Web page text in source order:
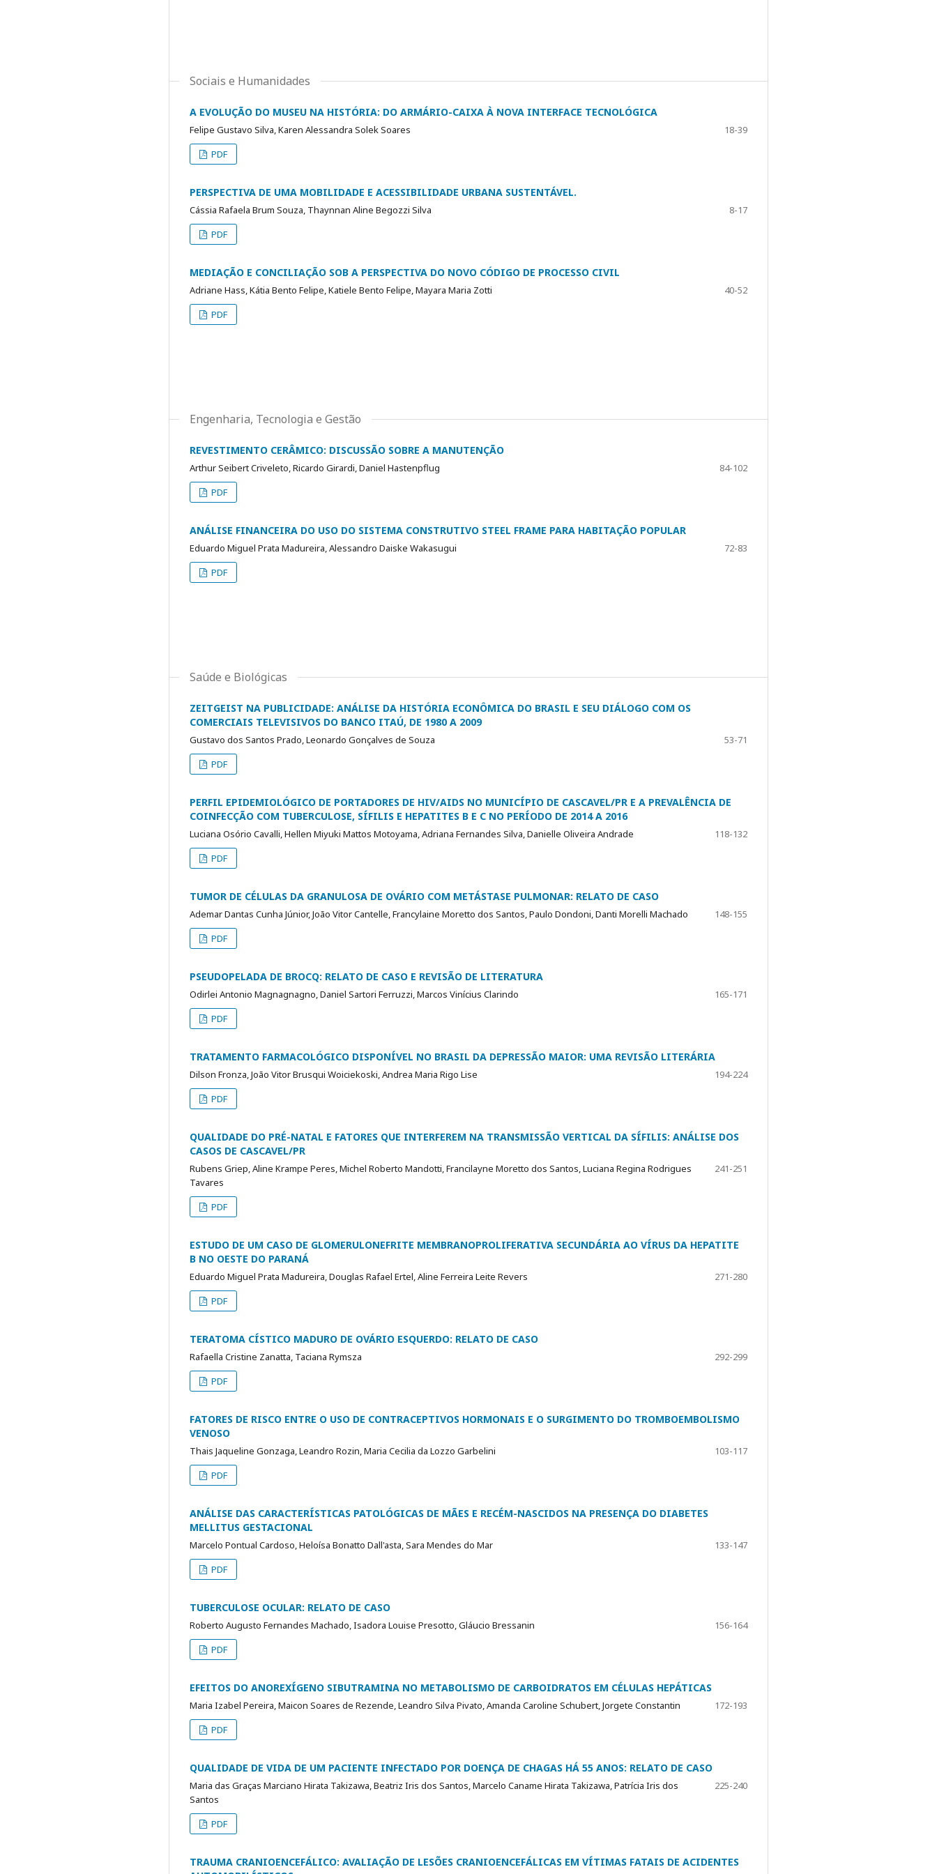
Sociais e Humanidades
A EVOLUÇÃO DO MUSEU NA HISTÓRIA: DO ARMÁRIO-CAIXA À NOVA INTERFACE TECNOLÓGICA
Felipe Gustavo Silva, Karen Alessandra Solek Soares
18-39
PDF
PERSPECTIVA DE UMA MOBILIDADE E ACESSIBILIDADE URBANA SUSTENTÁVEL.
Cássia Rafaela Brum Souza, Thaynnan Aline Begozzi Silva
8-17
PDF
MEDIAÇÃO E CONCILIAÇÃO SOB A PERSPECTIVA DO NOVO CÓDIGO DE PROCESSO CIVIL
Adriane Hass, Kátia Bento Felipe, Katiele Bento Felipe, Mayara Maria Zotti
40-52
PDF
Engenharia, Tecnologia e Gestão
REVESTIMENTO CERÂMICO: DISCUSSÃO SOBRE A MANUTENÇÃO
Arthur Seibert Criveleto, Ricardo Girardi, Daniel Hastenpflug
84-102
PDF
ANÁLISE FINANCEIRA DO USO DO SISTEMA CONSTRUTIVO STEEL FRAME PARA HABITAÇÃO POPULAR
Eduardo Miguel Prata Madureira, Alessandro Daiske Wakasugui
72-83
PDF
Saúde e Biológicas
ZEITGEIST NA PUBLICIDADE: ANÁLISE DA HISTÓRIA ECONÔMICA DO BRASIL E SEU DIÁLOGO COM OS
COMERCIAIS TELEVISIVOS DO BANCO ITAÚ, DE 1980 A 2009
Gustavo dos Santos Prado, Leonardo Gonçalves de Souza
53-71
PDF
PERFIL EPIDEMIOLÓGICO DE PORTADORES DE HIV/AIDS NO MUNICÍPIO DE CASCAVEL/PR E A PREVALÊNCIA DE
COINFECÇÃO COM TUBERCULOSE, SÍFILIS E HEPATITES B E C NO PERÍODO DE 2014 A 2016
Luciana Osório Cavalli, Hellen Miyuki Mattos Motoyama, Adriana Fernandes Silva, Danielle Oliveira Andrade
118-132
PDF
TUMOR DE CÉLULAS DA GRANULOSA DE OVÁRIO COM METÁSTASE PULMONAR: RELATO DE CASO
Ademar Dantas Cunha Júnior, João Vitor Cantelle, Francylaine Moretto dos Santos, Paulo Dondoni, Danti Morelli Machado
148-155
PDF
PSEUDOPELADA DE BROCQ: RELATO DE CASO E REVISÃO DE LITERATURA
Odirlei Antonio Magnagnagno, Daniel Sartori Ferruzzi, Marcos Vinícius Clarindo
165-171
PDF
TRATAMENTO FARMACOLÓGICO DISPONÍVEL NO BRASIL DA DEPRESSÃO MAIOR: UMA REVISÃO LITERÁRIA
Dilson Fronza, João Vitor Brusqui Woiciekoski, Andrea Maria Rigo Lise
194-224
PDF
QUALIDADE DO PRÉ-NATAL E FATORES QUE INTERFEREM NA TRANSMISSÃO VERTICAL DA SÍFILIS: ANÁLISE DOS
CASOS DE CASCAVEL/PR
Rubens Griep, Aline Krampe Peres, Michel Roberto Mandotti, Francilayne Moretto dos Santos, Luciana Regina Rodrigues
Tavares
241-251
PDF
ESTUDO DE UM CASO DE GLOMERULONEFRITE MEMBRANOPROLIFERATIVA SECUNDÁRIA AO VÍRUS DA HEPATITE
B NO OESTE DO PARANÁ
Eduardo Miguel Prata Madureira, Douglas Rafael Ertel, Aline Ferreira Leite Revers
271-280
PDF
TERATOMA CÍSTICO MADURO DE OVÁRIO ESQUERDO: RELATO DE CASO
Rafaella Cristine Zanatta, Taciana Rymsza
292-299
PDF
FATORES DE RISCO ENTRE O USO DE CONTRACEPTIVOS HORMONAIS E O SURGIMENTO DO TROMBOEMBOLISMO
VENOSO
Thais Jaqueline Gonzaga, Leandro Rozin, Maria Cecilia da Lozzo Garbelini
103-117
PDF
ANÁLISE DAS CARACTERÍSTICAS PATOLÓGICAS DE MÃES E RECÉM-NASCIDOS NA PRESENÇA DO DIABETES
MELLITUS GESTACIONAL
Marcelo Pontual Cardoso, Heloísa Bonatto Dall'asta, Sara Mendes do Mar
133-147
PDF
TUBERCULOSE OCULAR: RELATO DE CASO
Roberto Augusto Fernandes Machado, Isadora Louise Presotto, Gláucio Bressanin
156-164
PDF
EFEITOS DO ANOREXÍGENO SIBUTRAMINA NO METABOLISMO DE CARBOIDRATOS EM CÉLULAS HEPÁTICAS
Maria Izabel Pereira, Maicon Soares de Rezende, Leandro Silva Pivato, Amanda Caroline Schubert, Jorgete Constantin
172-193
PDF
QUALIDADE DE VIDA DE UM PACIENTE INFECTADO POR DOENÇA DE CHAGAS HÁ 55 ANOS: RELATO DE CASO
Maria das Graças Marciano Hirata Takizawa, Beatriz Iris dos Santos, Marcelo Caname Hirata Takizawa, Patrícia Iris dos
Santos
225-240
PDF
TRAUMA CRANIOENCEFÁLICO: AVALIAÇÃO DE LESÕES CRANIOENCEFÁLICAS EM VÍTIMAS FATAIS DE ACIDENTES